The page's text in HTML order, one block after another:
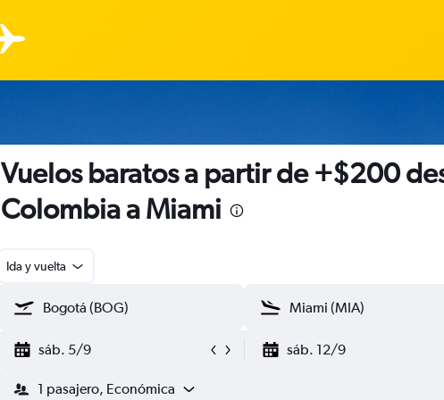
Vuelos baratos a partir de +$200
Colombia a Miami
Ida y vuelta
sáb. 5/9 sáb. 12/9
1 pasajero, Económica